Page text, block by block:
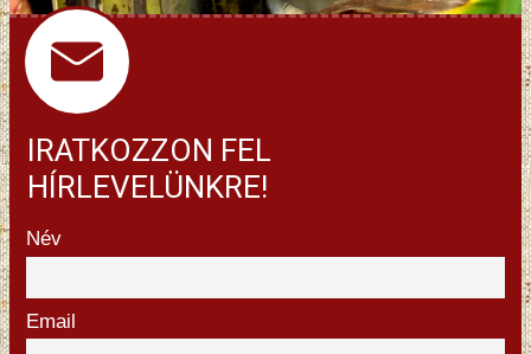
IRATKOZZON FEL
HÍRLEVELÜNKRE!
Név
Email